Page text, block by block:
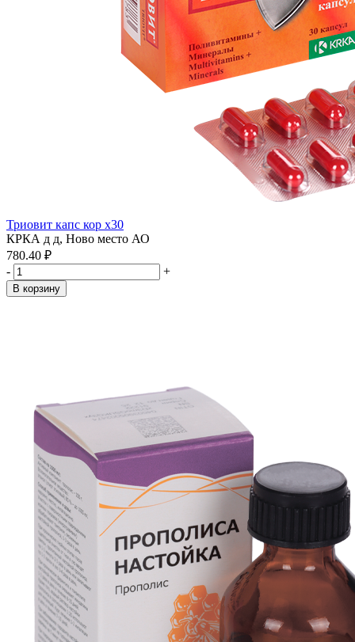
Триовит капс кор x30
КРКА д д, Ново место АО
780.40 ₽
-
+
В корзину